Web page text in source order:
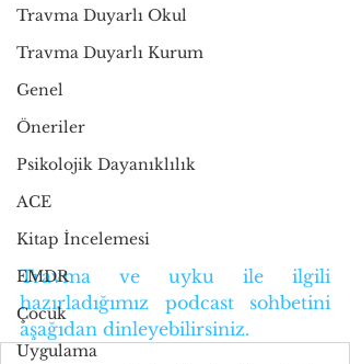
Travma Duyarlı Okul
Travma Duyarlı Kurum
Genel
Öneriler
Psikolojik Dayanıklılık
ACE
Kitap İncelemesi
EMDR
Çocuk
Uygulama
Travma ve uyku ile ilgili
hazırladığımız podcast sohbetini
aşağıdan dinleyebilirsiniz.